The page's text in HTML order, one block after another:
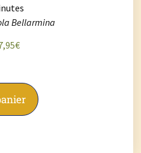
Bellarmina
€